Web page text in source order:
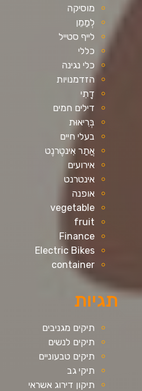
מוסיקה
לְמַמֵן
לייף סטייל
כללי
כלי נגינה
הזדמנויות
דָתִי
דילים חמים
בְּרִיאוּת
בעלי חיים
אֲתַר אִינטֶרנֶט
אירועים
אינטרנט
אופנה
vegetable
fruit
Finance
Electric Bikes
container
תגיות
תיקים מגניבים
תיקים לנשים
תיקים טבעוניים
תיקי גב
תיקון דירוג אשראי